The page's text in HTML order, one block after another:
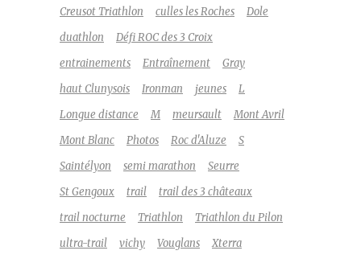
Creusot Triathlon
culles les Roches
Dole
duathlon
Défi ROC des 3 Croix
entrainements
Entraînement
Gray
haut Clunysois
Ironman jeunes
L
Longue distance
M meursault
Mont Avril
Mont Blanc
Photos Roc d'Aluze
S
Saintélyon
semi marathon
Seurre
St Gengoux
trail
trail des 3 châteaux
trail nocturne
Triathlon
Triathlon du Pilon
ultra-trail
vichy Vouglans Xterra